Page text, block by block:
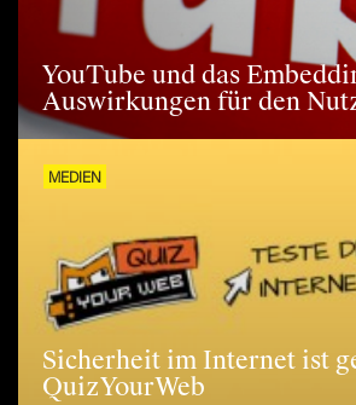
YouTube und das
Auswirkungen für den
MEDIEN
Sicherheit im Internet ist
QuizYourWeb